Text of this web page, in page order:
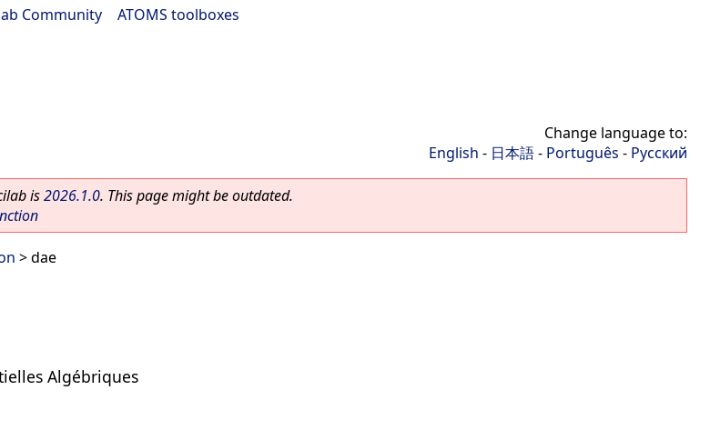
Community ATOMS toolboxes
Change language to:
English - 日本語- Português - Русский
is2026.1.0. This page might be outdated.
> dae
Algébriques